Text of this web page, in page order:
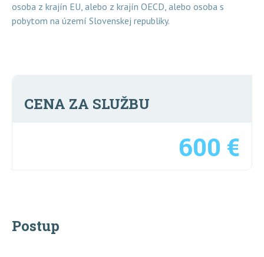
osoba z krajín EU, alebo z krajín OECD, alebo osoba s
pobytom na území Slovenskej republiky.
CENA ZA SLUŽBU
600 €
Postup